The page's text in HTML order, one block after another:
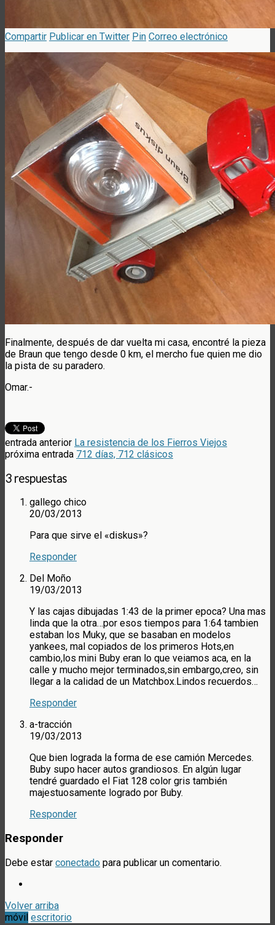
Compartir Publicar en Twitter Pin Correo electrónico
Finalmente, después de dar vuelta mi casa, encontré la pieza
de Braun que tengo desde 0 km, el mercho fue quien me dio
la pista de su paradero.
Omar.-
entrada anterior La resistencia de los Fierros Viejos
próxima entrada 712 días, 712 clásicos
3 respuestas
gallego chico
20/03/2013
Para que sirve el «diskus»?
Responder
Del Moño
19/03/2013
Y las cajas dibujadas 1:43 de la primer epoca? Una mas
linda que la otra…por esos tiempos para 1:64 tambien
estaban los Muky, que se basaban en modelos
yankees, mal copiados de los primeros Hots,en
cambio,los mini Buby eran lo que veiamos aca, en la
calle y mucho mejor terminados,sin embargo,creo, sin
llegar a la calidad de un Matchbox.Lindos recuerdos…
Responder
a-tracción
19/03/2013
Que bien lograda la forma de ese camión Mercedes.
Buby supo hacer autos grandiosos. En algún lugar
tendré guardado el Fiat 128 color gris también
majestuosamente logrado por Buby.
Responder
Responder
Debe estar conectado para publicar un comentario.
Volver arriba
móvil escritorio